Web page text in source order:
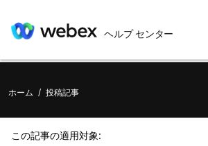
ヘルプ センター
ホーム / 投稿記事
この記事の適用対象: